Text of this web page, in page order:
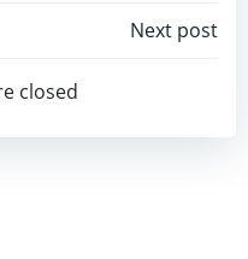
Next post
closed